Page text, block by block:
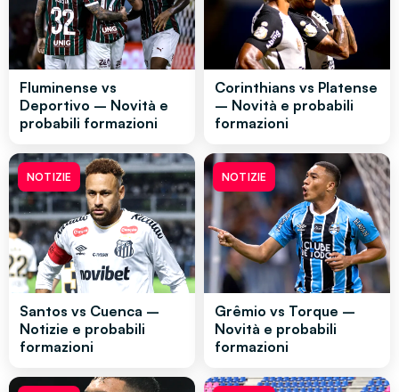
Fluminense vs
Deportivo – Novità e
probabili formazioni
Corinthians vs Platense
– Novità e probabili
formazioni
NOTIZIE
Santos vs Cuenca –
Notizie e probabili
formazioni
NOTIZIE
Grêmio vs Torque –
Novità e probabili
formazioni